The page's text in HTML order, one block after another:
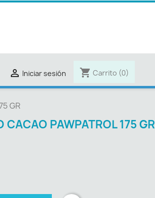
 Iniciar sesión shopping_cart Carrito (0)
GR
CACAO PAWPATROL 175 GR